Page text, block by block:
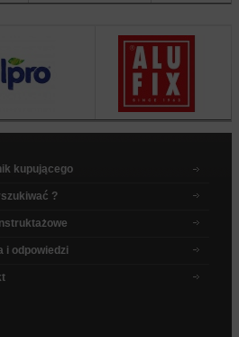
kupującego
?
i odpowiedzi